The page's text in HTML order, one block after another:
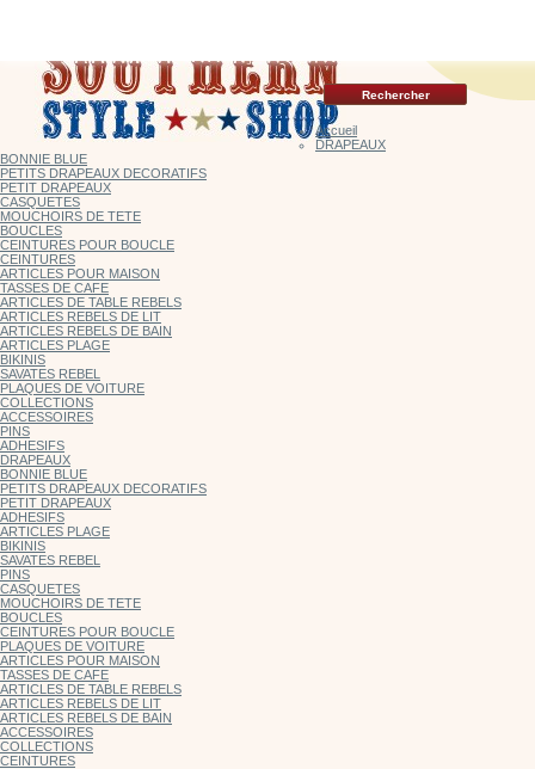
Accueil
DRAPEAUX
BONNIE BLUE
PETITS DRAPEAUX DECORATIFS
PETIT DRAPEAUX
CASQUETES
MOUCHOIRS DE TETE
BOUCLES
CEINTURES POUR BOUCLE
CEINTURES
ARTICLES POUR MAISON
TASSES DE CAFE
ARTICLES DE TABLE REBELS
ARTICLES REBELS DE LIT
ARTICLES REBELS DE BAIN
ARTICLES PLAGE
BIKINIS
SAVATES REBEL
PLAQUES DE VOITURE
COLLECTIONS
ACCESSOIRES
PINS
ADHESIFS
DRAPEAUX
BONNIE BLUE
PETITS DRAPEAUX DECORATIFS
PETIT DRAPEAUX
ADHESIFS
ARTICLES PLAGE
BIKINIS
SAVATES REBEL
PINS
CASQUETES
MOUCHOIRS DE TETE
BOUCLES
CEINTURES POUR BOUCLE
PLAQUES DE VOITURE
ARTICLES POUR MAISON
TASSES DE CAFE
ARTICLES DE TABLE REBELS
ARTICLES REBELS DE LIT
ARTICLES REBELS DE BAIN
ACCESSOIRES
COLLECTIONS
CEINTURES